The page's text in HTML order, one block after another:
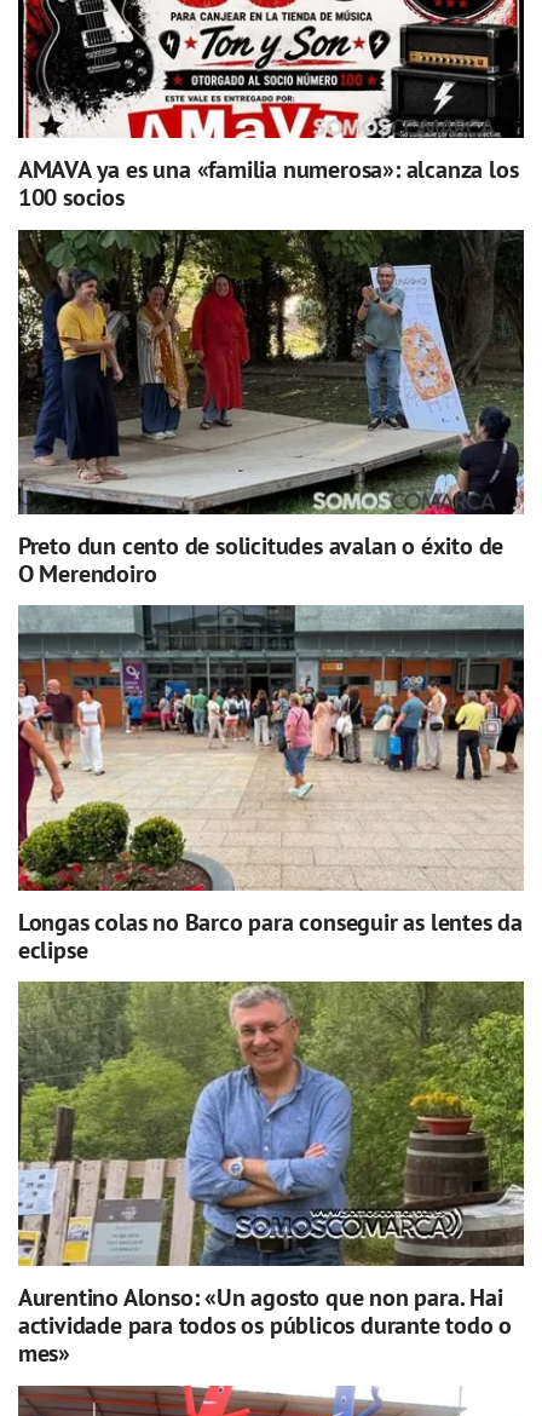
AMAVA ya es una «familia numerosa»: alcanza los
100 socios
Preto dun cento de solicitudes avalan o éxito de
O Merendoiro
Longas colas no Barco para conseguir as lentes da
eclipse
Aurentino Alonso: «Un agosto que non para. Hai
actividade para todos os públicos durante todo o
mes»